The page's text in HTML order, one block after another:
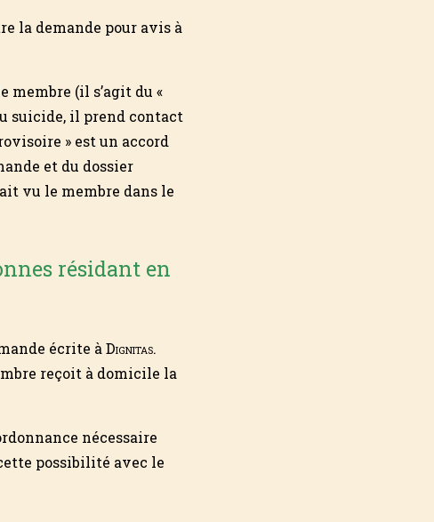
la demande pour avis à
membre (il s’agit du «
suicide, il prend contact
» est un accord
et du dossier
vu le membre dans le
résidant en
écrite à Dignitas.
reçoit à domicile la
nécessaire
possibilité avec le